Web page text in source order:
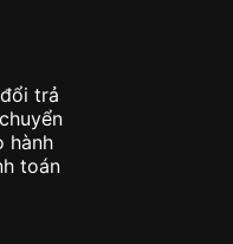
trả
hành
toán